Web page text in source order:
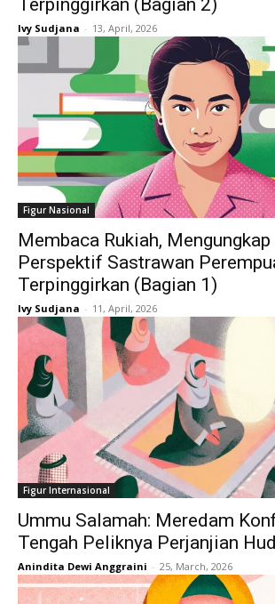
Terpinggirkan (Bagian 2)
Ivy Sudjana - 13, April, 2026
Figur Nasional
Membaca Rukiah,
Perspektif Sastrawan
Terpinggirkan (Bagian 1)
Ivy Sudjana - 11, April, 2026
Figur Internasional
Ummu Salamah: Meredam
Tengah Peliknya Perjanjian
Anindita Dewi Anggraini - 25, March, 2026